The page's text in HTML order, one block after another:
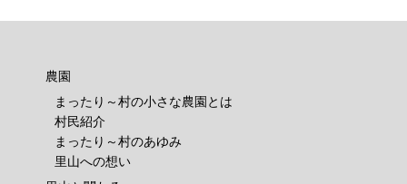
農園
まったり～村の小さな農園とは
村民紹介
まったり～村のあゆみ
里山への想い